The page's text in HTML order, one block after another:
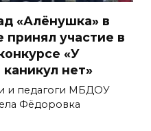
«Алёнушка» в
участие в
«У
нет»
и педагоги МБДОУ
Фёдоровка